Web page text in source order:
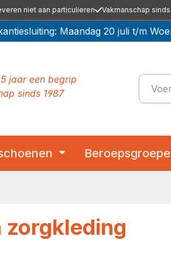
niet aan particulieren Vakmanschap sinds
Maandag 20 juli t/m
jaar een begrip
sinds 1987
zorgkleding